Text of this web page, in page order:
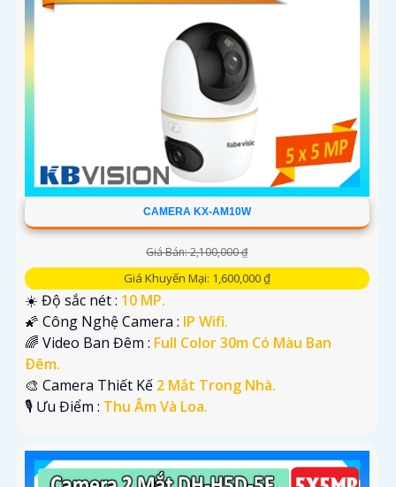
CAMERA KX-AM10W
Giá Bán: 2,100,000 ₫
Giá Khuyến Mại: 1,600,000 ₫
☀️ Độ sắc nét : 10 MP.
🌠 Công Nghệ Camera : IP Wifi.
🌈 Video Ban Đêm : Full Color 30m Có Màu Ban
Ðêm.
🎨 Camera Thiết Kế 2 Mắt Trong Nhà.
️🎙 Ưu Điểm : Thu Âm Và Loa.